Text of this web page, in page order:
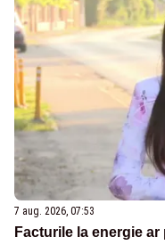
7 aug. 2026, 07:53
Facturile la energie